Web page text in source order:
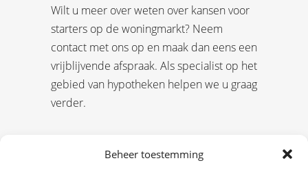
Beheer toestemming
Wilt u meer over weten over kansen voor
starters op de woningmarkt? Neem
contact met ons op en maak dan eens een
vrijblijvende afspraak. Als specialist op het
gebied van hypotheken helpen we u graag
verder.